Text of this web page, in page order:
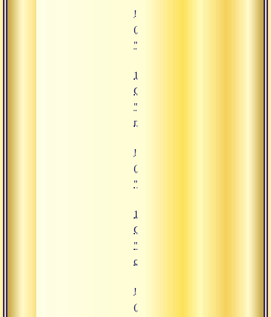
![19.11.2019 Сатсанг "Величие
(https://www.advayta.org/upload/
"19.11.2019 Сатсанг "Величие
19.11.2019
Сатсанг
"Величие
преданности"
![18.10.2019 Сатсанг "Практика
(https://www.advayta.org/upload/
"18.10.2019 Сатсанг "Практика
18.10.2019
Сатсанг
"Практика
созерцания"
![18.10.2019 Сатсанг "Практика
(https://www.advayta.org/upload/